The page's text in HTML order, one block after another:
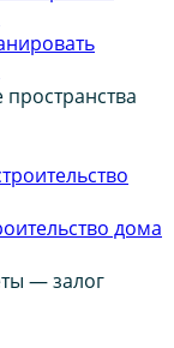
дома
— залог